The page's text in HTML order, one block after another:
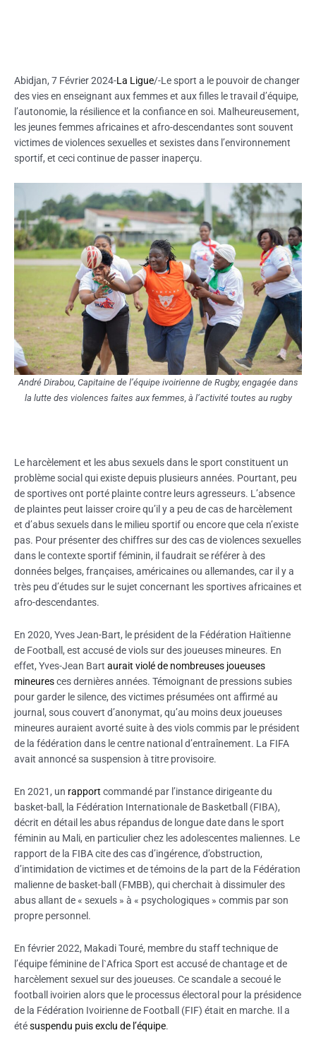
Abidjan, 7 Février 2024-La Ligue/-Le sport a le pouvoir de changer
des vies en enseignant aux femmes et aux filles le travail d’équipe,
l’autonomie, la résilience et la confiance en soi. Malheureusement,
les jeunes femmes africaines et afro-descendantes sont souvent
victimes de violences sexuelles et sexistes dans l’environnement
sportif, et ceci continue de passer inaperçu.
André Dirabou, Capitaine de l’équipe ivoirienne de Rugby, engagée dans
la lutte des violences faites aux femmes, à l’activité toutes au rugby
Le harcèlement et les abus sexuels dans le sport constituent un
problème social qui existe depuis plusieurs années. Pourtant, peu
de sportives ont porté plainte contre leurs agresseurs. L’absence
de plaintes peut laisser croire qu’il y a peu de cas de harcèlement
et d’abus sexuels dans le milieu sportif ou encore que cela n’existe
pas. Pour présenter des chiffres sur des cas de violences sexuelles
dans le contexte sportif féminin, il faudrait se référer à des
données belges, françaises, américaines ou allemandes, car il y a
très peu d’études sur le sujet concernant les sportives africaines et
afro-descendantes.
En 2020, Yves Jean-Bart, le président de la Fédération Haïtienne
de Football, est accusé de viols sur des joueuses mineures. En
effet, Yves-Jean Bart aurait violé de nombreuses joueuses
mineuresces dernières années. Témoignant de pressions subies
pour garder le silence, des victimes présumées ont affirmé au
journal, sous couvert d’anonymat, qu’au moins deux joueuses
mineures auraient avorté suite à des viols commis par le président
de la fédération dans le centre national d’entraînement. La FIFA
avait annoncé sa suspension à titre provisoire.
En 2021, un rapport commandé par l’instance dirigeante du
basket-ball, la Fédération Internationale de Basketball (FIBA),
décrit en détail les abus répandus de longue date dans le sport
féminin au Mali, en particulier chez les adolescentes maliennes. Le
rapport de la FIBA cite des cas d’ingérence, d’obstruction,
d’intimidation de victimes et de témoins de la part de la Fédération
malienne de basket-ball (FMBB), qui cherchait à dissimuler des
abus allant de « sexuels » à « psychologiques » commis par son
propre personnel.
En février 2022, Makadi Touré, membre du staff technique de
l’équipe féminine de l`Africa Sport est accusé de chantage et de
harcèlement sexuel sur des joueuses. Ce scandale a secoué le
football ivoirien alors que le processus électoral pour la présidence
de la Fédération Ivoirienne de Football (FIF) était en marche. Il a
étésuspendu puis exclu de l’équipe.